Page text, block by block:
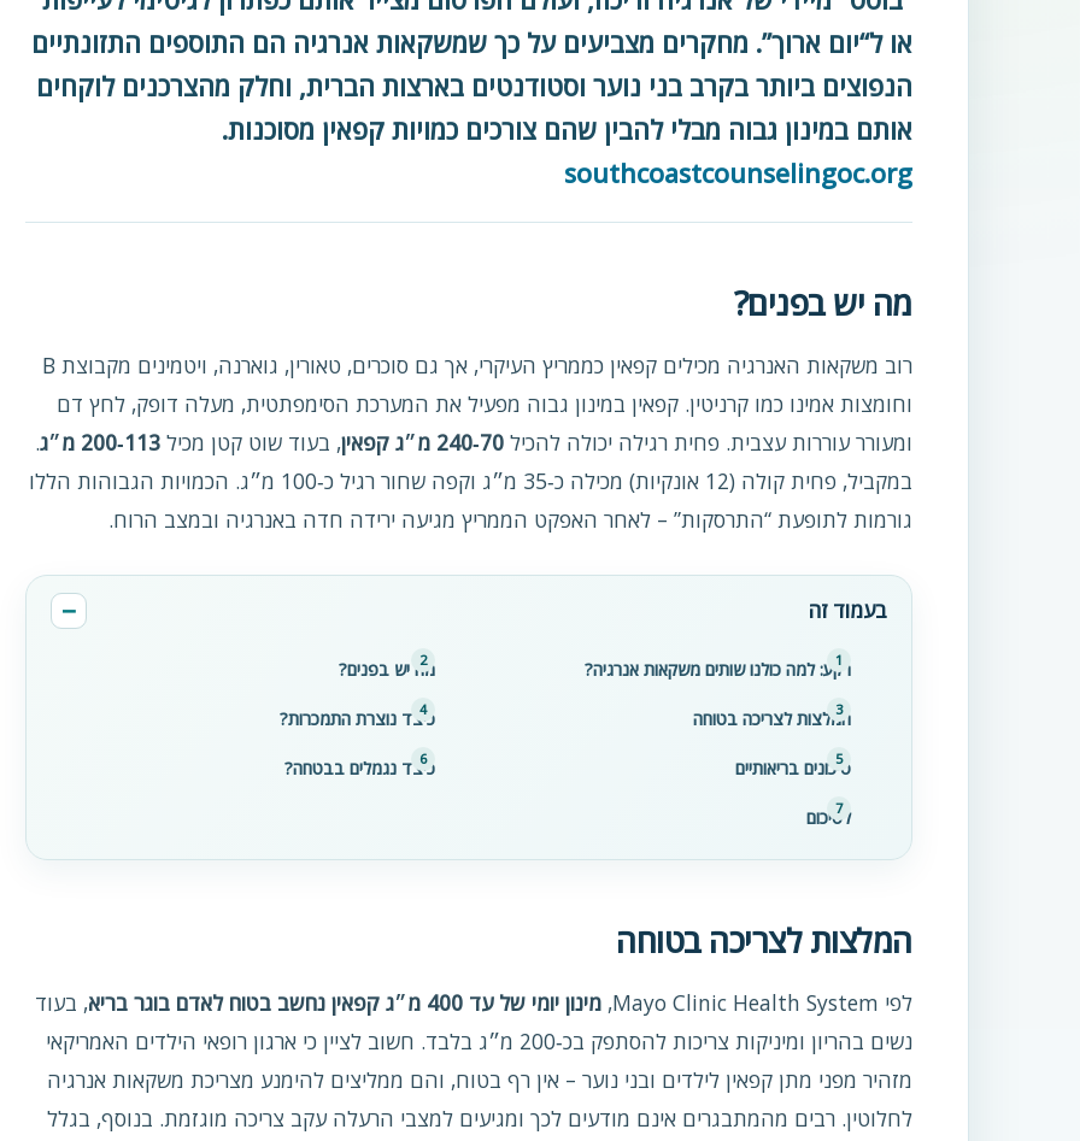
או ל“יום ארוך”. מחקרים מצביעים על כך שמשקאות אנרגיה הם התוספים התזונתיים
הנפוצים ביותר בקרב בני נוער וסטודנטים בארצות הברית, וחלק מהצרכנים לוקחים
אותם במינון גבוה מבלי להבין שהם צורכים כמויות קפאין מסוכנות.
southcoastcounselingoc.org
מה יש בפנים?
רוב משקאות האנרגיה מכילים קפאין כממריץ העיקרי, אך גם סוכרים, טאורין, גוארנה, ויטמינים מקבוצת B
וחומצות אמינו כמו קרניטין. קפאין במינון גבוה מפעיל את המערכת הסימפתטית, מעלה דופק, לחץ דם
ומעורר עוררות עצבית. פחית רגילה יכולה להכיל 70‑240 מ״ג קפאין , בעוד שוט קטן מכיל 113‑200 מ״ג
.
במקביל, פחית קולה (12 אונקיות) מכילה כ‑35 מ״ג וקפה שחור רגיל כ‑100 מ״ג. הכמויות הגבוהות הללו
גורמות לתופעת “התרסקות” – לאחר האפקט הממריץ מגיעה ירידה חדה באנרגיה ובמצב הרוח.
בעמוד זה
רקע: למה כולנו שותים משקאות אנרגיה? מה יש בפנים?
המלצות לצריכה בטוחה כיצד נוצרת התמכרות?
סיכונים בריאותיים כיצד נגמלים בבטחה?
לסיכום
המלצות לצריכה בטוחה
לפי Mayo Clinic Health System, מינון יומי של עד 400 מ״ג קפאין נחשב בטוח לאדם בוגר בריא
, בעוד
נשים בהריון ומיניקות צריכות להסתפק בכ‑200 מ״ג בלבד. חשוב לציין כי ארגון רופאי הילדים האמריקאי
מזהיר מפני מתן קפאין לילדים ובני נוער – אין רף בטוח, והם ממליצים להימנע מצריכת משקאות אנרגיה
לחלוטין. רבים מהמתבגרים אינם מודעים לכך ומגיעים למצבי הרעלה עקב צריכה מוגזמת. בנוסף, בגלל